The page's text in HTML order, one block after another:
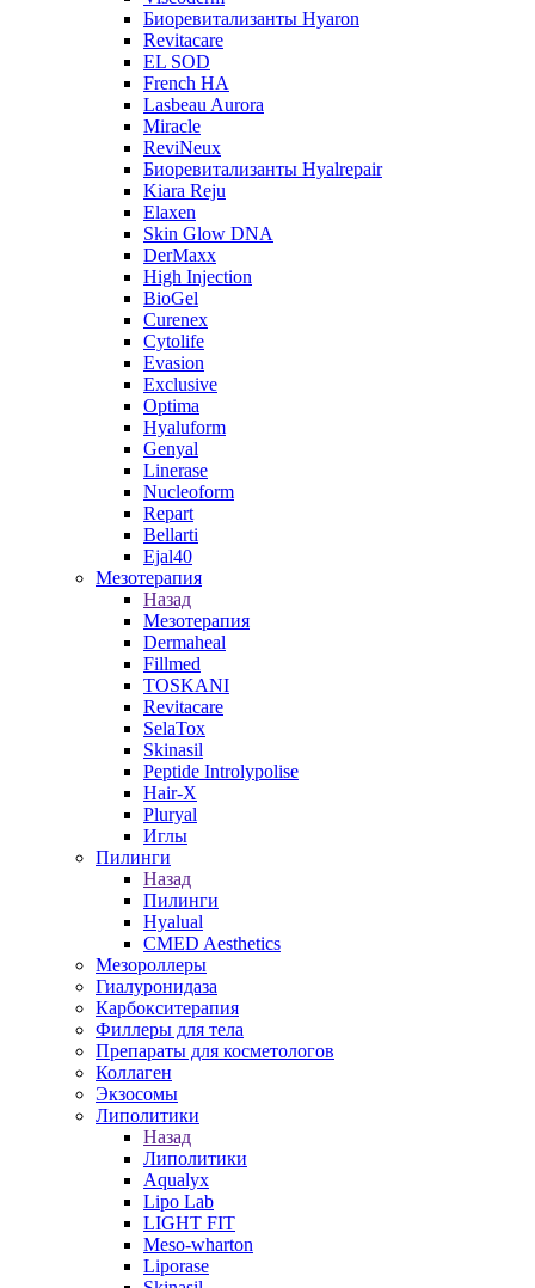
Биоревитализанты Hyaron
Revitacare
EL SOD
French HA
Lasbeau Aurora
Miracle
ReviNeux
Биоревитализанты Hyalrepair
Kiara Reju
Elaxen
Skin Glow DNA
DerMaxx
High Injection
BioGel
Curenex
Cytolife
Evasion
Exclusive
Optima
Hyaluform
Genyal
Linerase
Nucleoform
Repart
Bellarti
Ejal40
Мезотерапия
Назад
Мезотерапия
Dermaheal
Fillmed
TOSKANI
Revitacare
SelaTox
Skinasil
Peptide Introlypolise
Hair-X
Pluryal
Иглы
Пилинги
Назад
Пилинги
Hyalual
CMED Aesthetics
Мезороллеры
Гиалуронидаза
Карбокситерапия
Филлеры для тела
Препараты для косметологов
Коллаген
Экзосомы
Липолитики
Назад
Липолитики
Aqualyx
Lipo Lab
LIGHT FIT
Meso-wharton
Liporase